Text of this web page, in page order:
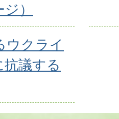
）
ウクライ
議する